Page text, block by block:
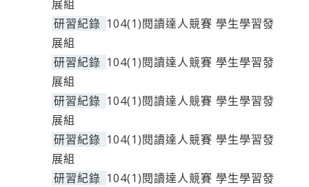
展組
研習紀錄 104(1)閱讀達人競賽 學生學習發
展組
研習紀錄 104(1)閱讀達人競賽 學生學習發
展組
研習紀錄 104(1)閱讀達人競賽 學生學習發
展組
研習紀錄 104(1)閱讀達人競賽 學生學習發
展組
研習紀錄 104(1)閱讀達人競賽 學生學習發